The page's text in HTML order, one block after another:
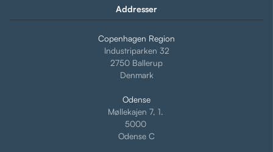
Addresser
Copenhagen Region
Industriparken 32
2750 Ballerup
Denmark
Odense
Møllekajen 7, 1.
5000
Odense C